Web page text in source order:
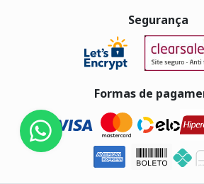
Segurança
Formas de